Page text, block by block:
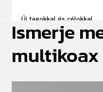
Új tagokkal és célokkal
folytatja munkáját a MAGE
Ismerje